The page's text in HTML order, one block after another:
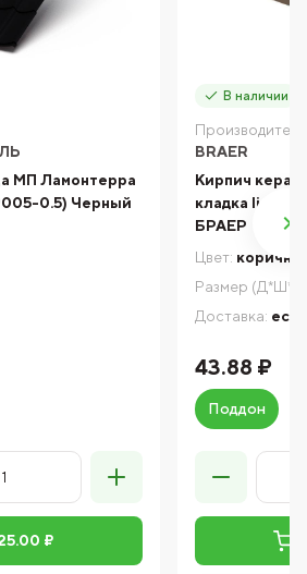
МП Ламонтерра
0.5) Черный
₽
В наличии
BRAER
Кирпич
кладка
БРАЕР
Цвет:
Размер
Доставка: есть
43.88 ₽
Поддон